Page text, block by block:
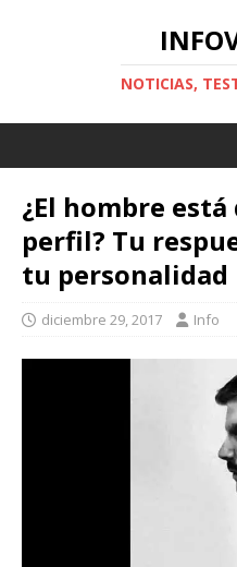
NOTICIAS,
¿El hombre
perfil? Tu
tu personalidad
diciembre 29, 2017 Info